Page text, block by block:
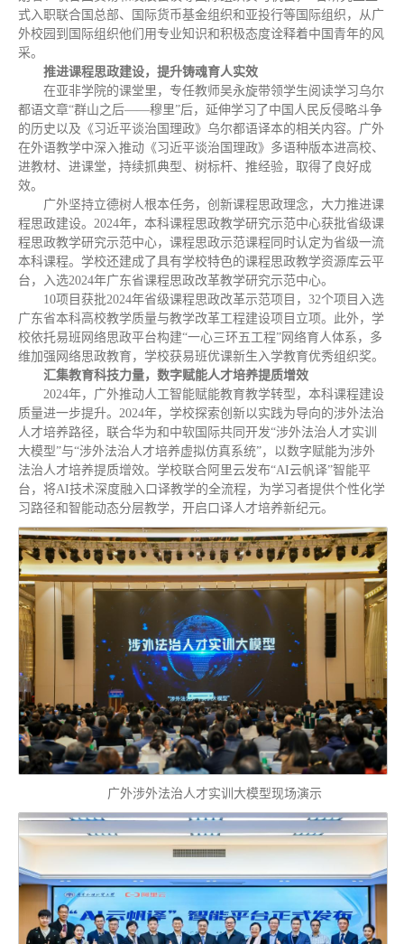
式入职联合国总部、国际货币基金组织和亚投行等国际组织，从广
外校园到国际组织他们用专业知识和积极态度诠释着中国青年的风
采。
推进课程思政建设， 提升铸魂育人实效
在亚非学院的课堂里，专任教师吴永旋带领学生阅读学习乌尔
都语文章“群山之后——穆里”后，延伸学习了中国人民反侵略斗争
的历史以及《习近平谈治国理政》乌尔都语译本的相关内容。广外
在外语教学中深入推动《习近平谈治国理政》多语种版本进高校、
进教材、进课堂，持续抓典型、树标杆、推经验，取得了良好成
效。
广外坚持立德树人根本任务，创新课程思政理念，大力推进课
程思政建设。2024年，本科课程思政教学研究示范中心获批省级课
程思政教学研究示范中心，课程思政示范课程同时认定为省级一流
本科课程。学校还建成了具有学校特色的课程思政教学资源库云平
台，入选2024年广东省课程思政改革教学研究示范中心。
10项目获批2024年省级课程思政改革示范项目，32个项目入选
广东省本科高校教学质量与教学改革工程建设项目立项。此外，学
校依托易班网络思政平台构建“一心三环五工程”网络育人体系，多
维加强网络思政教育，学校获易班优课新生入学教育优秀组织奖。
汇集教育科技力量，数字赋能人才培养提质增效
2024年，广外推动人工智能赋能教育教学转型，本科课程建设
质量进一步提升。2024年，学校探索创新以实践为导向的涉外法治
人才培养路径，联合华为和中软国际共同开发“涉外法治人才实训
大模型”与“涉外法治人才培养虚拟仿真系统”，以数字赋能为涉外
法治人才培养提质增效。学校联合阿里云发布“AI云帆译”智能平
台，将AI技术深度融入口译教学的全流程，为学习者提供个性化学
习路径和智能动态分层教学，开启口译人才培养新纪元。
广外涉外法治人才实训大模型现场演示